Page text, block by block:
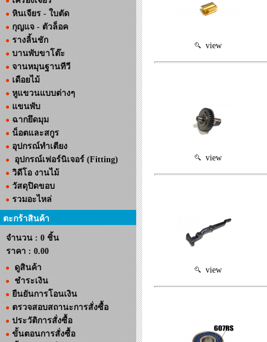
หินเจียร - ใบตัด
กุญแจ - ตัวล็อค
รางลิ้นชัก
บานพับขาโต๊ะ
จานหมุนฐานทีวี
เดือยไม้
หูแขวนแบบต่างๆ
แขนพับ
ฉากยึดมุม
น็อตและสกูร
อุปกรณ์ทำเตียง
อุปกรณ์เฟอร์นิเจอร์ (Fitting)
วิดีโอ งานไม้
วัสดุปิดขอบ
รวมอะไหล่
ตะกร้าสินค้า
จำนวน : 0 ชิ้น
ราคา : 0.00
ดูสินค้า
ชำระเงิน
ยืนยันการโอนเงิน
ตรวจสอบสถานะการสั่งซื้อ
ประวัติการสั่งซื้อ
ขั้นตอนการสั่งซื้อ
view
view
view